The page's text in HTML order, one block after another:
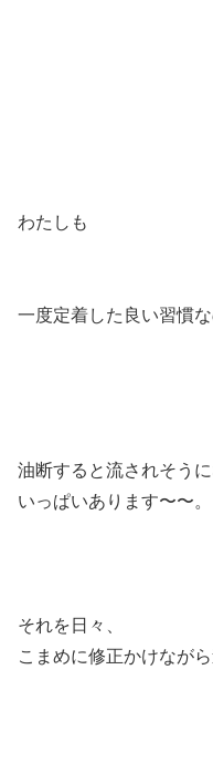
わたしも
一度定着した良い習慣な
油断すると流されそう
いっぱいあります〜〜。
それを日々、
こまめに修正かけなが